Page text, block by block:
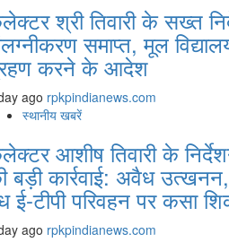
श्री तिवारी के सख्त
समाप्त, मूल
करने के आदेश
ago rpkpindianews.com
स्थानीय खबरें
आशीष तिवारी के
बड़ी कार्रवाई: अवैध
ई-टीपी परिवहन पर कसा
ago rpkpindianews.com